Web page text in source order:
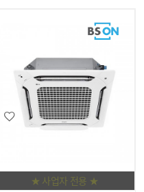
★ 사업자 전용 ★